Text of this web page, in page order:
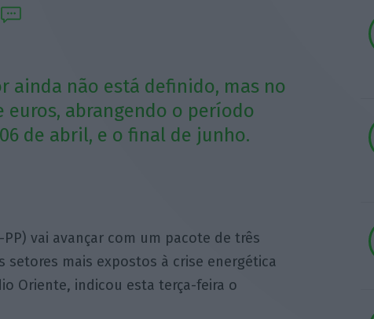
ainda não está definido, mas no
abrangendo o período
de abril, e o final de junho.
PP) vai avançar com um pacote de três
setores mais expostos à crise energética
Oriente, indicou esta terça-feira o